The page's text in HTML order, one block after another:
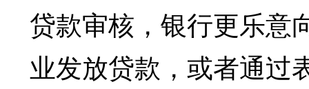
贷款审核，银行更乐意
业发放贷款，或者通过